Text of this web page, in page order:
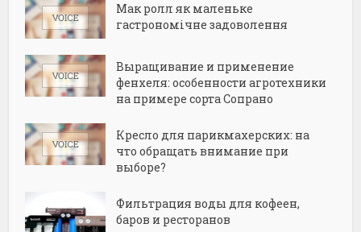
Мак ролл як маленьке
гастрономічне задоволення
Выращивание и применение
фенхеля: особенности агротехники
на примере сорта Сопрано
Кресло для парикмахерских: на
что обращать внимание при
выборе?
Фильтрация воды для кофеен,
баров и ресторанов